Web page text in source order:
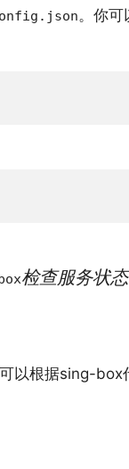
。你可
检查服务状
以根据sing-box